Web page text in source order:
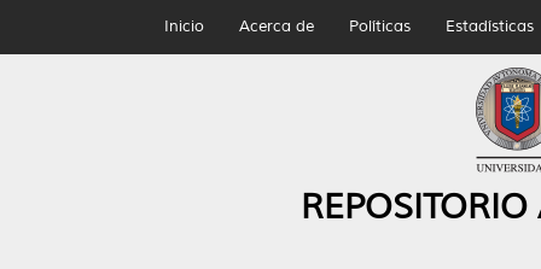
Inicio Acerca de Políticas Estadísticas